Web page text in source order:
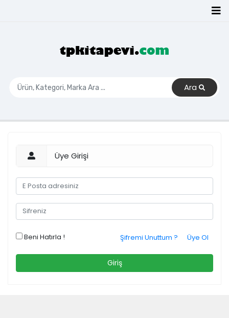
Ara
Üye Girişi
Beni Hatırla ! Üye Ol
Şifremi Unuttum ?